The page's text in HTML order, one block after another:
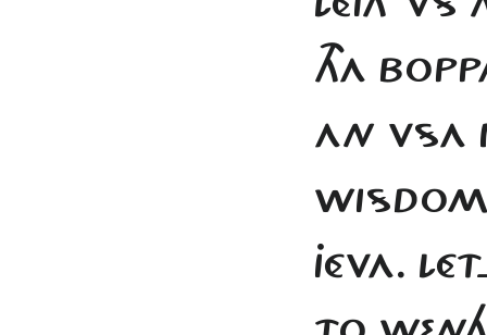
THA
AN VSA
JÉVA.